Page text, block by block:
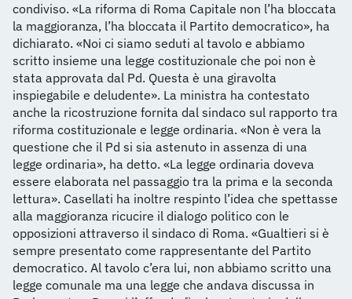
condiviso. «La riforma di Roma Capitale non l’ha bloccata
la maggioranza, l’ha bloccata il Partito democratico», ha
dichiarato. «Noi ci siamo seduti al tavolo e abbiamo
scritto insieme una legge costituzionale che poi non è
stata approvata dal Pd. Questa è una giravolta
inspiegabile e deludente». La ministra ha contestato
anche la ricostruzione fornita dal sindaco sul rapporto tra
riforma costituzionale e legge ordinaria. «Non è vera la
questione che il Pd si sia astenuto in assenza di una
legge ordinaria», ha detto. «La legge ordinaria doveva
essere elaborata nel passaggio tra la prima e la seconda
lettura». Casellati ha inoltre respinto l’idea che spettasse
alla maggioranza ricucire il dialogo politico con le
opposizioni attraverso il sindaco di Roma. «Gualtieri si è
sempre presentato come rappresentante del Partito
democratico. Al tavolo c’era lui, non abbiamo scritto una
legge comunale ma una legge che andava discussa in